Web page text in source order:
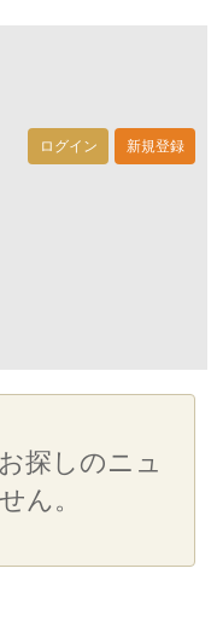
ログイン 新規登録
探しのニュ
ん。